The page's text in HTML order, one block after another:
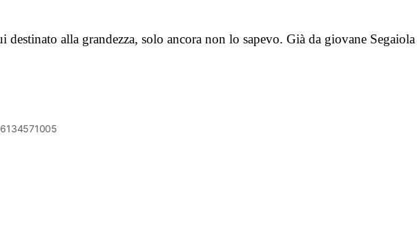
alla grandezza, solo ancora non lo sapevo. Già da giovane